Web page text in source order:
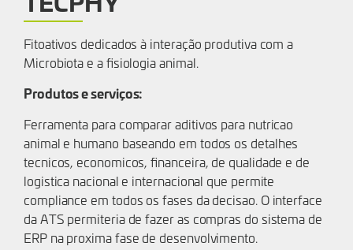
Fitoativos dedicados à interação produtiva com a
Microbiota e a fisiologia animal.
Produtos e serviços:
Ferramenta para comparar aditivos para nutricao
animal e humano baseando em todos os detalhes
tecnicos, economicos, financeira, de qualidade e de
logistica nacional e internacional que permite
compliance em todos os fases da decisao. O interface
da ATS permiteria de fazer as compras do sistema de
ERP na proxima fase de desenvolvimento.